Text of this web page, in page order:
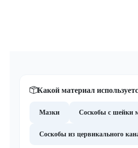
Какой материал
Мазки Соскобы с шейки
Соскобы из цервикального